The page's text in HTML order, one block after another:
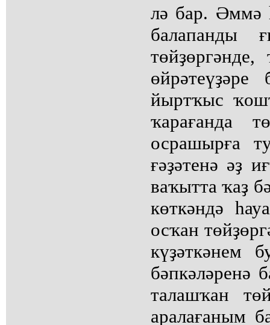
лә бар. Әммә
балапанды
йыртҡыс
ҡарағанда
осрашырға
ғәҙәтенә әҙ
ваҡытта ҡаҙ
көткәндә
осҡан
күҙәткәнем
бәпкәләренә
талашҡан
аралағаным